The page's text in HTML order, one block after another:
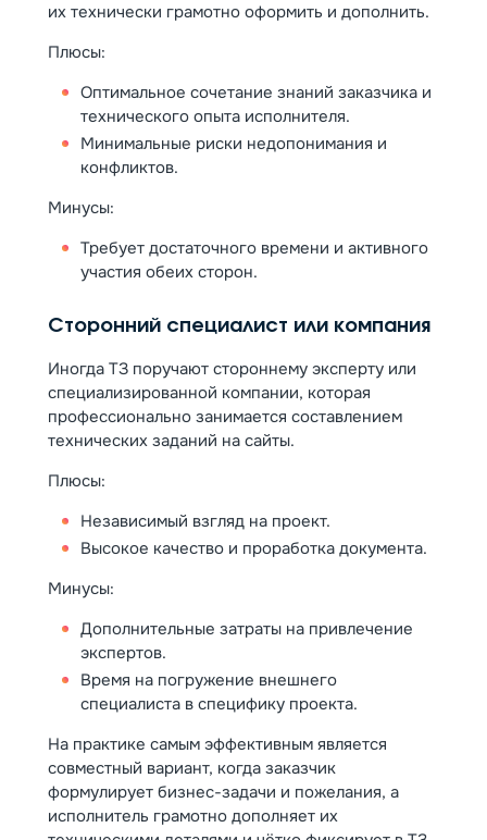
их технически грамотно оформить и дополнить.
Плюсы:
Оптимальное сочетание знаний заказчика и
технического опыта исполнителя.
Минимальные риски недопонимания и
конфликтов.
Минусы:
Требует достаточного времени и активного
участия обеих сторон.
Сторонний специалист или компания
Иногда ТЗ поручают стороннему эксперту или
специализированной компании, которая
профессионально занимается составлением
технических заданий на сайты.
Плюсы:
Независимый взгляд на проект.
Высокое качество и проработка документа.
Минусы:
Дополнительные затраты на привлечение
экспертов.
Время на погружение внешнего
специалиста в специфику проекта.
На практике самым эффективным является
совместный вариант, когда заказчик
формулирует бизнес-задачи и пожелания, а
исполнитель грамотно дополняет их